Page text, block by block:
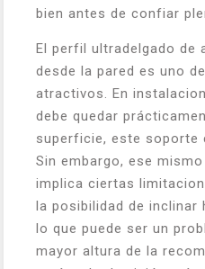
bien antes de confiar
El perfil ultradelgado de
desde la pared es uno
atractivos. En
debe quedar
superficie, este soporte
Sin embargo, ese
implica ciertas
la posibilidad de inclinar
lo que puede ser un
mayor altura de la